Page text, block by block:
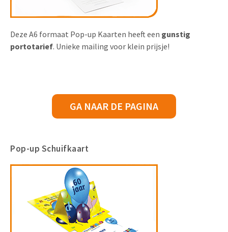
Deze A6 formaat Pop-up Kaarten heeft een gunstig
portotarief. Unieke mailing voor klein prijsje!
GA NAAR DE PAGINA
Pop-up Schuifkaart